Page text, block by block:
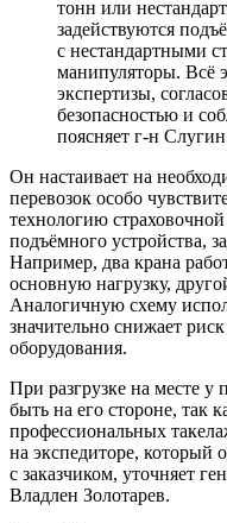
тонн или
задействуются
с нестандартными
манипуляторы. Всё
экспертизы,
безопасностью и
поясняет г-н
Он настаивает на
перевозок особо
технологию
подъёмного устройства,
Например, два крана
основную нагрузку,
Аналогичную схему
значительно снижает
оборудования.
При разгрузке на месте у
быть на его стороне, так
профессиональных
на экспедиторе, который
с заказчиком, уточняет
Владлен Золотарев.